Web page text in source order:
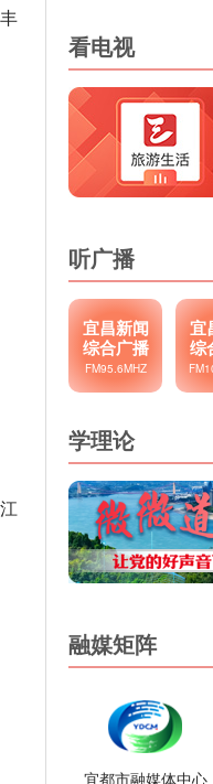
看电视
听广播
宜昌新闻
综合广播
FM95.6MHZ
宜
综
学理论
融媒矩阵
宜都市融媒体中心